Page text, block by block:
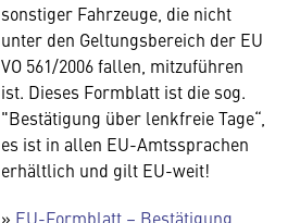
sonstiger Fahrzeuge, die nicht
unter den Geltungsbereich der EU
VO 561/2006 fallen, mitzuführen
ist. Dieses Formblatt ist die sog.
"Bestätigung über lenkfreie Tage“,
es ist in allen EU-Amtssprachen
erhältlich und gilt EU-weit!
» EU-Formblatt – Bestätigung